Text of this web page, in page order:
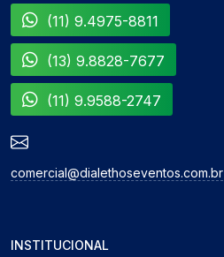
(11) 9.4975-8811
(13) 9.8828-7677
(11) 9.9588-2747
comercial@dialethoseventos.com.br
INSTITUCIONAL